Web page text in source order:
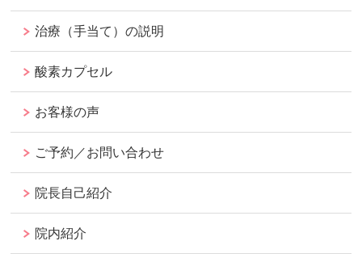
治療（手当て）の説明
酸素カプセル
お客様の声
ご予約／お問い合わせ
院長自己紹介
院内紹介